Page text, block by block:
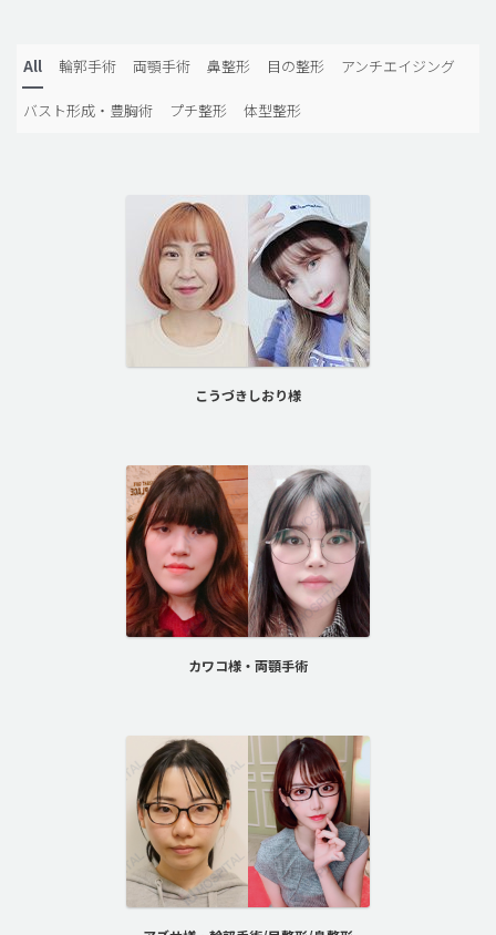
All 輪郭手術 両顎手術 鼻整形 目の整形 アンチエイジング
バスト形成・豊胸術 プチ整形 体型整形
こうづきしおり様
カワコ様・両顎手術